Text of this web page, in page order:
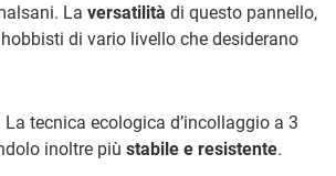
La versatilità di questo pannello,
di vario livello che desiderano
tecnica ecologica d’incollaggio a 3
inoltre più stabile e resistente.